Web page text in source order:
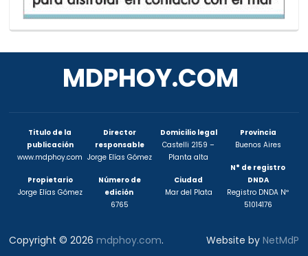
MDPHOY.COM
Titulo de la
publicación
www.mdphoy.com
Propietario
Jorge Elías Gómez
Director
responsable
Jorge Elías Gómez
Número de
edición
6765
Domicilio legal
Castelli 2159 –
Planta alta
Ciudad
Mar del Plata
Provincia
Buenos Aires
N° de registro
DNDA
Registro DNDA Nº
51014176
Copyright © 2026mdphoy.com. Website by NetMdP